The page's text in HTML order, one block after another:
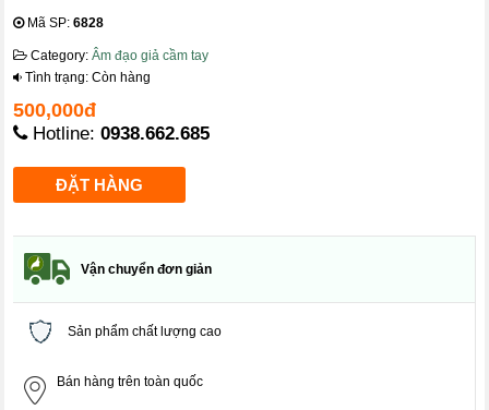
Mã SP:6828
Category:Âm đạo giả cầm tay
Tình trạng: Còn hàng
500,000đ
Hotline:0938.662.685
Vận chuyển đơn giản
Sản phẩm chất lượng cao
Bán hàng trên toàn quốc